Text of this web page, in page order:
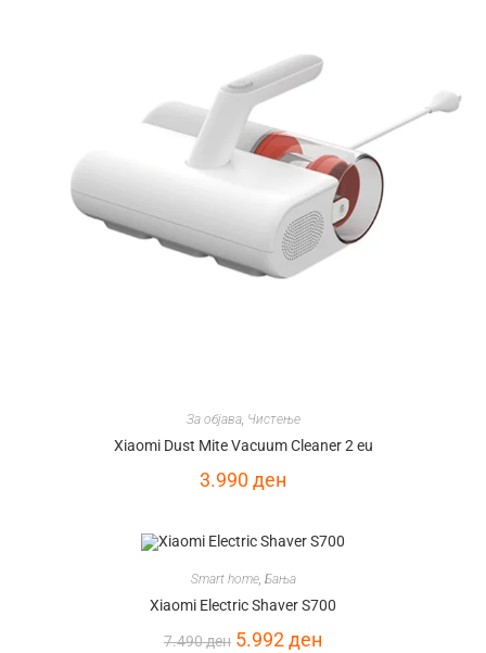
За објава, Чистење
Xiaomi Dust Mite Vacuum Cleaner 2 eu
3.990ден
Smart home, Бања
Xiaomi Electric Shaver S700
7.490ден 5.992ден